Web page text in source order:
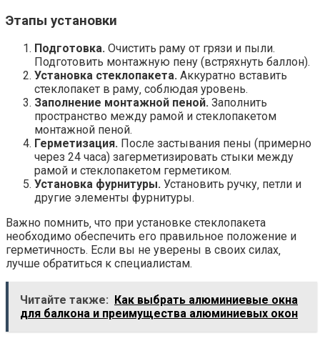
Этапы установки
Подготовка. Очистить раму от грязи и пыли.
Подготовить монтажную пену (встряхнуть баллон).
Установка стеклопакета. Аккуратно вставить
стеклопакет в раму‚ соблюдая уровень.
Заполнение монтажной пеной. Заполнить
пространство между рамой и стеклопакетом
монтажной пеной.
Герметизация. После застывания пены (примерно
через 24 часа) загерметизировать стыки между
рамой и стеклопакетом герметиком.
Установка фурнитуры. Установить ручку‚ петли и
другие элементы фурнитуры.
Важно помнить‚ что при установке стеклопакета
необходимо обеспечить его правильное положение и
герметичность. Если вы не уверены в своих силах‚
лучше обратиться к специалистам.
Читайте также:
Как выбрать алюминиевые окна
для балкона и преимущества алюминиевых окон